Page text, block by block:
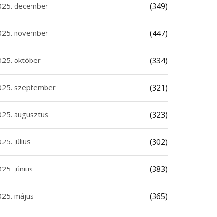
december (349)
november (447)
október (334)
szeptember (321)
augusztus (323)
július (302)
június (383)
május (365)